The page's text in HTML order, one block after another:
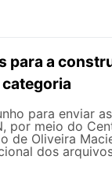
para a
para enviar
por meio do
de Oliveira
dos